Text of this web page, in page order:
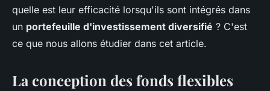
quelle est leur efficacité lorsqu'ils sont intégrés dans
un portefeuille d'investissement diversifié ? C'est
ce que nous allons étudier dans cet article.
La conception des fonds flexibles